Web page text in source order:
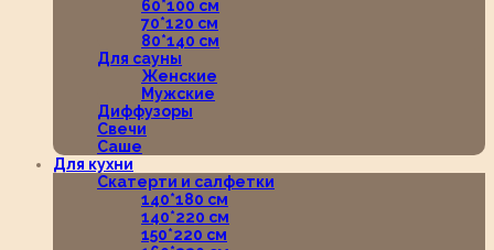
60*100 см
70*120 см
80*140 см
Для сауны
Женские
Мужские
Диффузоры
Свечи
Саше
Для кухни
Скатерти и салфетки
140*180 см
140*220 см
150*220 см